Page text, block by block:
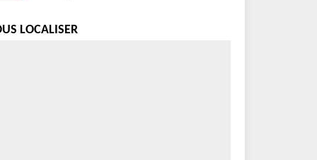
LOCALISER